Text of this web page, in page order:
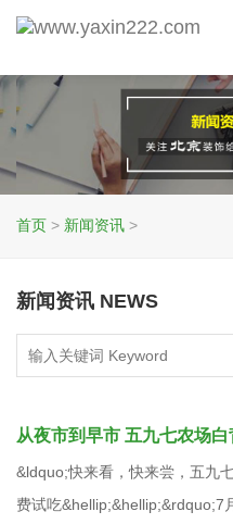
首页 > 新闻资讯 >
新闻资讯 NEWS
从夜市到早市 五九七农场
&ldquo;快来看，快来尝，五九
费试吃&hellip;&hellip;&rdquo;7